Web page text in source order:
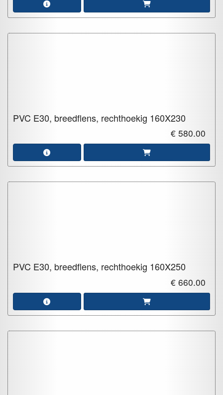
PVC E30, breedflens, rechthoekig 160X230
€ 580.00
PVC E30, breedflens, rechthoekig 160X250
€ 660.00